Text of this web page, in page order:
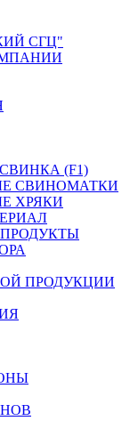
СГЦ"
(F1)
СВИНОМАТКИ
ХРЯКИ
ПРОДУКЦИИ